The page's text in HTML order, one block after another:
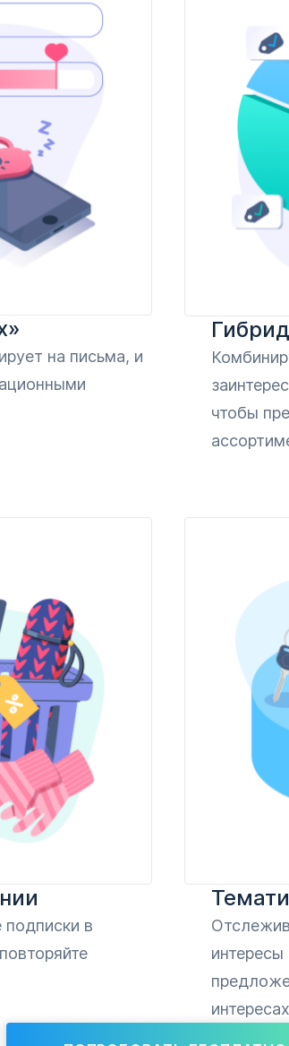
на письма, и
чтобы
подписки в
интересы
интересах